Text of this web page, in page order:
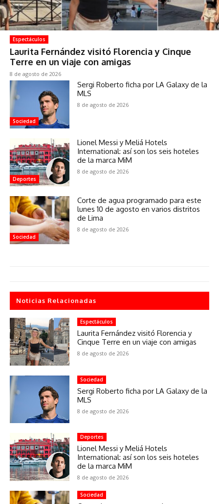
Espectáculos
Laurita Fernández visitó Florencia y Cinque
Terre en un viaje con amigas
8 de agosto de 2026
Sociedad
Sergi Roberto ficha por LA Galaxy de la
MLS
8 de agosto de 2026
Deportes
Lionel Messi y Meliá Hotels
International: así son los seis hoteles
de la marca MiM
8 de agosto de 2026
Sociedad
Corte de agua programado para este
lunes 10 de agosto en varios distritos
de Lima
8 de agosto de 2026
Noticias Relacionadas
Espectáculos
Laurita Fernández visitó Florencia y
Cinque Terre en un viaje con amigas
8 de agosto de 2026
Sociedad
Sergi Roberto ficha por LA Galaxy de la
MLS
8 de agosto de 2026
Deportes
Lionel Messi y Meliá Hotels
International: así son los seis hoteles
de la marca MiM
8 de agosto de 2026
Sociedad